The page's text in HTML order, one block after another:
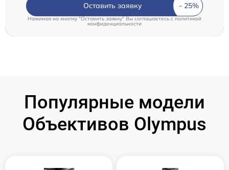
Оставить заявку
Нажимая на кнопку "Оставить заявку" Вы соглашаетесь cполитикой
конфиденциальности
Популярные модели
Объективов Olympus